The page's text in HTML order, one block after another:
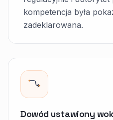
kompetencja była
zadeklarowana.
Dowód ustawiony